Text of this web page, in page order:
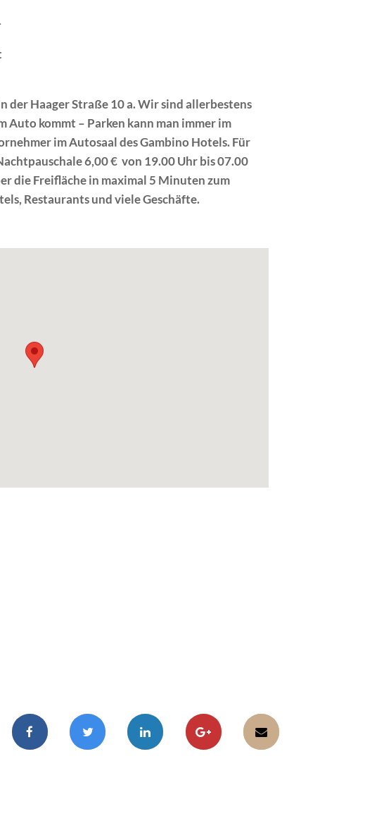
der Haager Straße 10 a. Wir sind allerbestens
Auto kommt – Parken kann man immer im
im Autosaal des Gambino Hotels. Für
6,00 € von 19.00 Uhr bis 07.00
die Freifläche in maximal 5 Minuten zum
Restaurants und viele Geschäfte.